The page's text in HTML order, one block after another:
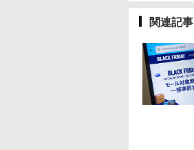
関連記事